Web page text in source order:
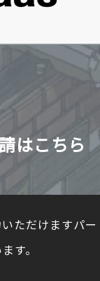
はこちら
ただけますパ
す。